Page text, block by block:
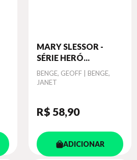
MARY SLESSOR -
SÉRIE HERÓ...
Autor
BENGE, GEOFF | BENGE,
JANET
R$ 58,90
ADICIONAR